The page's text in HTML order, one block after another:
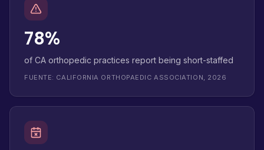
78%
of CA orthopedic practices report being short-staffed
FUENTE: CALIFORNIA ORTHOPAEDIC ASSOCIATION, 2026